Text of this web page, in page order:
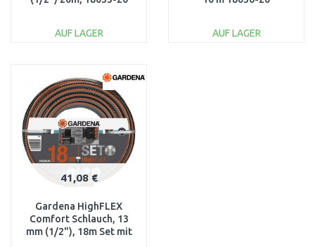
AUF LAGER
Vergleichen
AUF LAGER
41,08 €
Gardena HighFLEX
Comfort Schlauch, 13
mm (1/2"), 18m Set mit